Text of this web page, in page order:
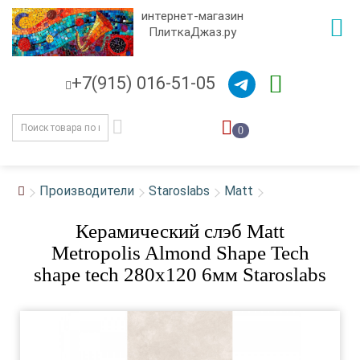
интернет-магазин
ПлиткаДжаз.ру
+7(915) 016-51-05
0
Производители Staroslabs Matt
Керамический слэб Matt
Metropolis Almond Shape Tech
shape tech 280x120 6мм Staroslabs